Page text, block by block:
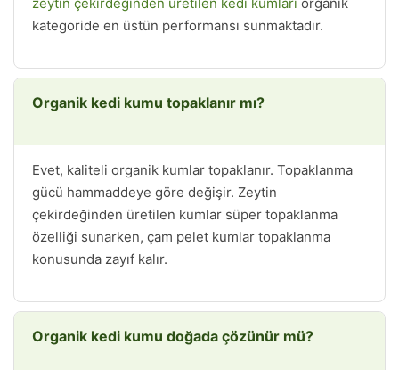
kategoride en üstün performansı sunmaktadır.
Organik kedi kumu topaklanır mı?
Evet, kaliteli organik kumlar topaklanır. Topaklanma
gücü hammaddeye göre değişir. Zeytin
çekirdeğinden üretilen kumlar süper topaklanma
özelliği sunarken, çam pelet kumlar topaklanma
konusunda zayıf kalır.
Organik kedi kumu doğada çözünür mü?